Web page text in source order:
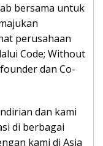
bersama untuk
perusahaan
Code; Without
dan Co-
dan kami
di berbagai
kami di Asia